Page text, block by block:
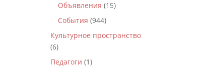
Объявления (15)
События (944)
Культурное пространство
(6)
Педагоги (1)